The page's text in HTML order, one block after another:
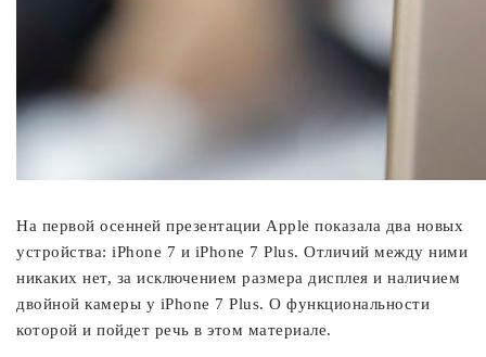
На первой осенней презентации Apple показала два новых
устройства: iPhone 7 и iPhone 7 Plus. Отличий между ними
никаких нет, за исключением размера дисплея и наличием
двойной камеры у iPhone 7 Plus. О функциональности
которой и пойдет речь в этом материале.